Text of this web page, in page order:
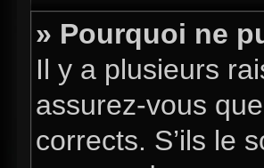
» Pourquoi ne
Il y a plusieurs
assurez-vous
corrects. S’ils le